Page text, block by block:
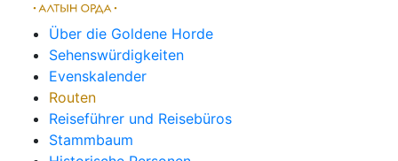
Über die Goldene Horde
Sehenswürdigkeiten
Evenskalender
Routen
Reiseführer und Reisebüros
Stammbaum